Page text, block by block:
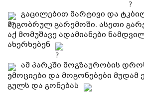
გაცილებით მარტივი და
მეგობრულ გარემოში. ასეთი
აქ მომუშავე ადამიანები
ახერხებენ
ამ პარკში მოგზაურობის
ემოციები და მოგონებები მუდამ
გულს და გონებას